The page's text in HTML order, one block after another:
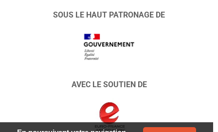
SOUS LE HAUT PATRONAGE DE
AVEC LE SOUTIEN DE